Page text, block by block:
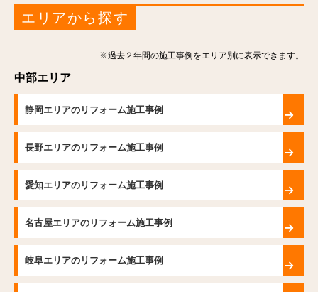
エリアから探す
※過去２年間の施工事例をエリア別に表示できます。
中部エリア
静岡エリアのリフォーム施工事例
長野エリアのリフォーム施工事例
愛知エリアのリフォーム施工事例
名古屋エリアのリフォーム施工事例
岐阜エリアのリフォーム施工事例